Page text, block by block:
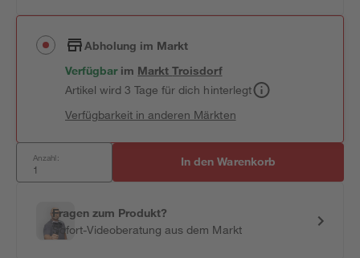
Abholung im Markt
Verfügbar im MarktTroisdorf
Artikel wird 3 Tage für dich hinterlegt
Verfügbarkeit in anderen Märkten
Anzahl: In den Warenkorb
Fragen zum Produkt?
Sofort-Videoberatung aus dem Markt